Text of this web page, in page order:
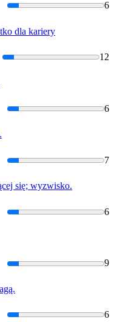
6
dla kariery
12
6
7
się; wyzwisko.
6
9
6